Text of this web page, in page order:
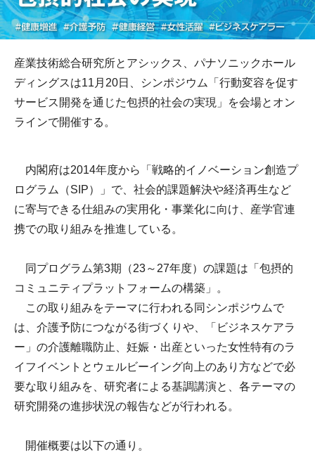
産業技術総合研究所とアシックス、パナソニックホール
ディングスは11月20日、シンポジウム「行動変容を促す
サービス開発を通じた包摂的社会の実現」を会場とオン
ラインで開催する。
内閣府は2014年度から「戦略的イノベーション創造プ
ログラム（SIP）」で、社会的課題解決や経済再生など
に寄与できる仕組みの実用化・事業化に向け、産学官連
携での取り組みを推進している。
同プログラム第3期（23～27年度）の課題は「包摂的
コミュニティプラットフォームの構築」。
この取り組みをテーマに行われる同シンポジウムで
は、介護予防につながる街づくりや、「ビジネスケアラ
ー」の介護離職防止、妊娠・出産といった女性特有のラ
イフイベントとウェルビーイング向上のあり方などで必
要な取り組みを、研究者による基調講演と、各テーマの
研究開発の進捗状況の報告などが行われる。
開催概要は以下の通り。